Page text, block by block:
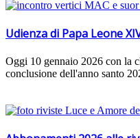
Udienza di Papa Leone
Oggi 10 gennaio 2026 con la
conclusione dell'anno santo